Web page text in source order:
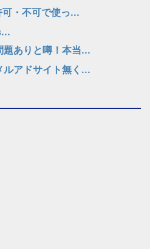
・不可で使っ...
ありと噂！本当...
ルアドサイト無く...